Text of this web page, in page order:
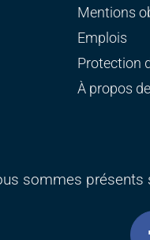
Mentions
Emplois
Protection
À propos
sommes présents